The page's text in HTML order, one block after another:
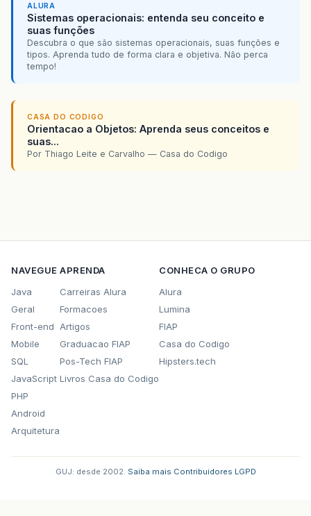
ALURA
Sistemas operacionais: entenda seu conceito e
suas funções
Descubra o que são sistemas operacionais, suas funções e
tipos. Aprenda tudo de forma clara e objetiva. Não perca
tempo!
CASA DO CODIGO
Orientacao a Objetos: Aprenda seus conceitos e
suas...
Por Thiago Leite e Carvalho — Casa do Codigo
NAVEGUE
Java
Geral
Front-end
Mobile
SQL
JavaScript
PHP
Android
Arquitetura
APRENDA
Carreiras Alura
Formacoes
Artigos
Graduacao FIAP
Pos-Tech FIAP
Livros Casa do Codigo
CONHECA O GRUPO
Alura
Lumina
FIAP
Casa do Codigo
Hipsters.tech
GUJ: desde 2002. Saiba mais Contribuidores LGPD